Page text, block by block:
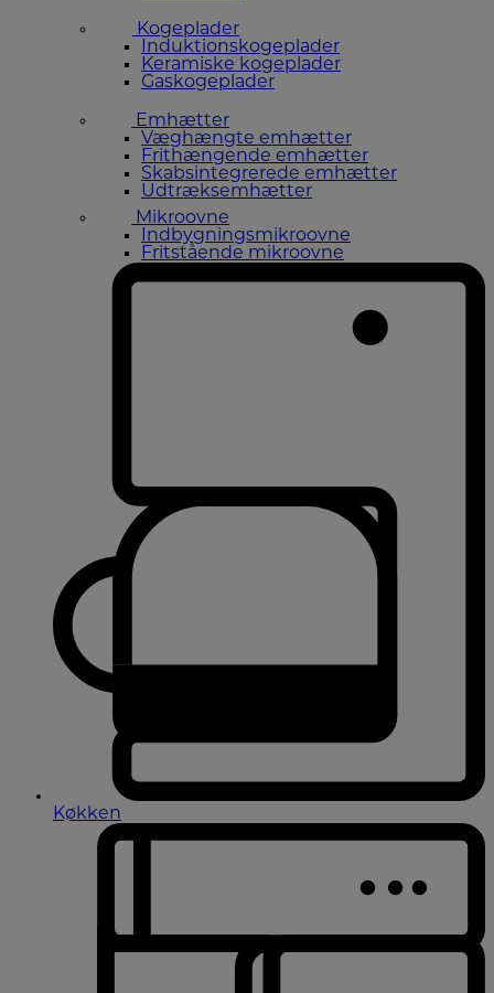
Kogeplader
Induktionskogeplader
Keramiske kogeplader
Gaskogeplader
Emhætter
Væghængte emhætter
Frithængende emhætter
Skabsintegrerede emhætter
Udtræksemhætter
Mikroovne
Indbygningsmikroovne
Fritstående mikroovne
Køkken